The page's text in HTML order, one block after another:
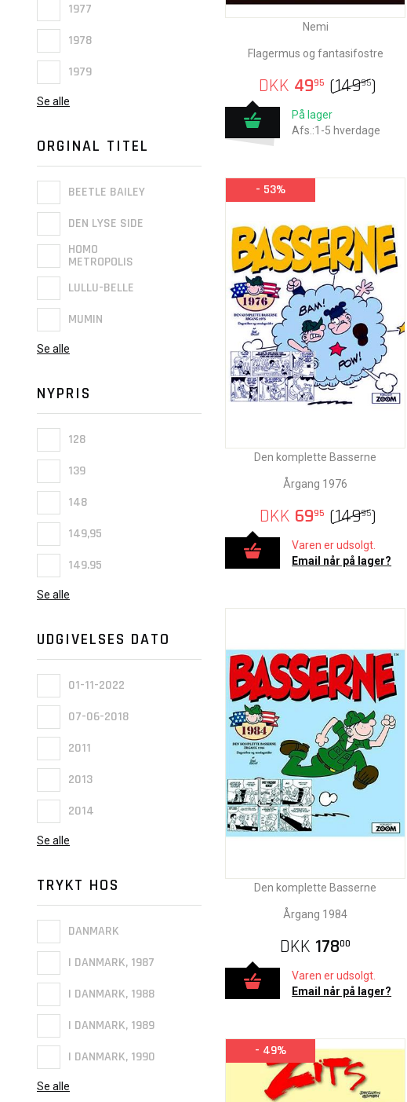
1977
1978
1979
Se alle
ORGINAL TITEL
BEETLE BAILEY
DEN LYSE SIDE
HOMO
METROPOLIS
LULLU-BELLE
MUMIN
Se alle
NYPRIS
128
139
148
149,95
149.95
Se alle
UDGIVELSES DATO
01-11-2022
07-06-2018
2011
2013
2014
Se alle
TRYKT HOS
DANMARK
I DANMARK, 1987
I DANMARK, 1988
I DANMARK, 1989
I DANMARK, 1990
Se alle
Nemi
Flagermus og fantasifostre
DKK 4995 (14995)
På lager
Afs.:1-5 hverdage
- 53%
Den komplette Basserne
Årgang 1976
DKK 6995 (14995)
Varen er udsolgt.
Email når på lager?
Den komplette Basserne
Årgang 1984
DKK 17800
Varen er udsolgt.
Email når på lager?
- 49%